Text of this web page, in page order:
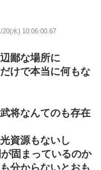
20(水) 10:06:00.67
鄙な場所に
けで本当に何もな
将なんてのも存在
資源もないし
固まっているのか
分からないとおも